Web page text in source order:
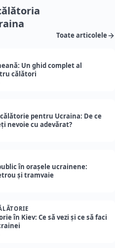
Toate articolele
Un ghid complet al
călători
pentru Ucraina: De ce
nevoie cu adevărat?
în orașele ucrainene:
și tramvaie
în Kiev: Ce să vezi și ce să faci